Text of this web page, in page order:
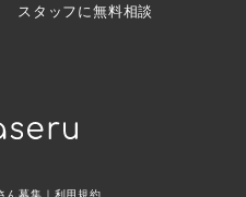
スタッフに無料相談
ん募集 ｜ 利用規約